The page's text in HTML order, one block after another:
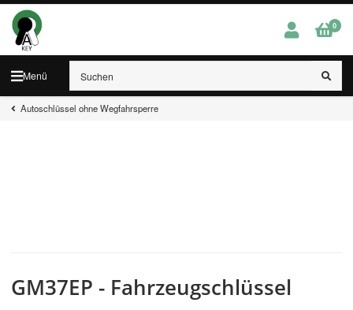
Menü
0
Autoschlüssel ohne Wegfahrsperre
GM37EP - Fahrzeugschlüssel